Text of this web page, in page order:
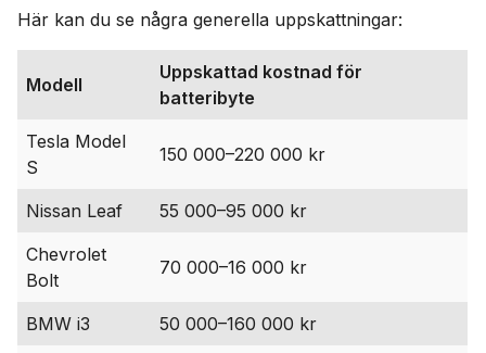
Här kan du se några generella uppskattningar:
Modell
Uppskattad kostnad för
batteribyte
Tesla Model
S
150 000–220 000 kr
Nissan Leaf
55 000–95 000 kr
Chevrolet
Bolt
70 000–16 000 kr
BMW i3
50 000–160 000 kr